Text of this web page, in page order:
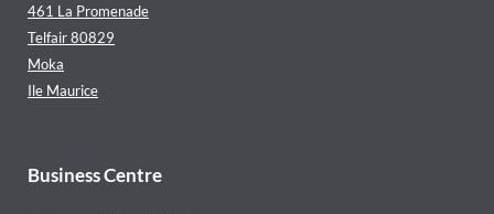
461 La Promenade
Telfair 80829
Moka
Ile Maurice
Business Centre